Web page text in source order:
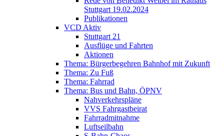
Stuttgart 19.02.2024
Publikationen
VCD Aktiv
Stuttgart 21
Ausflüge und Fahrten
Aktionen
Thema: Bürgerbegehren Bahnhof mit Zukunft
Thema: Zu Fuß
Thema: Fahrrad
Thema: Bus und Bahn, ÖPNV
Nahverkehrspläne
VVS Fahrgastbeirat
Fahrradmitnahme
Luftseilbahn